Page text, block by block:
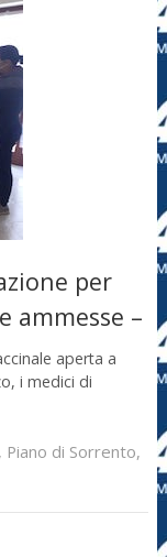
per
ammesse –
aperta a
i medici di
, Piano di Sorrento,